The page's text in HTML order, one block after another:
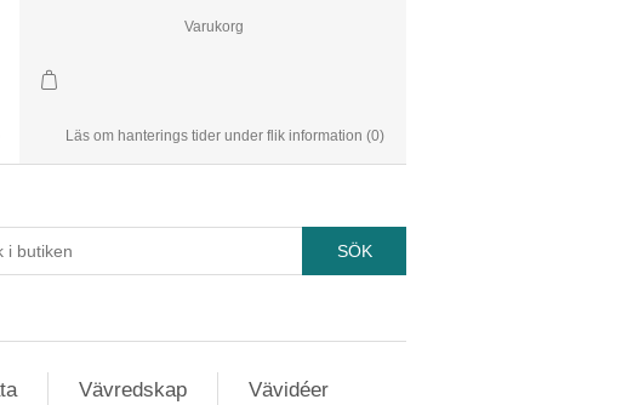
Varukorg
Läs om hanterings tider under flik information (0)
Vävredskap
Vävidéer